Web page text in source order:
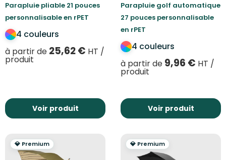
Parapluie pliable 21 pouces
personnalisable en rPET
4 couleurs
à partir de 25,62€ HT /
produit
Voir produit
Parapluie golf automatique
27 pouces personnalisable
en rPET
4 couleurs
à partir de 9,96 € HT /
produit
Voir produit
💎 Premium 💎 Premium